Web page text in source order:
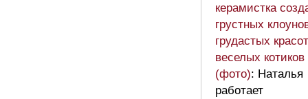
керамистка
грустных
грудастых
веселых котиков
(фото): Наталья
работает